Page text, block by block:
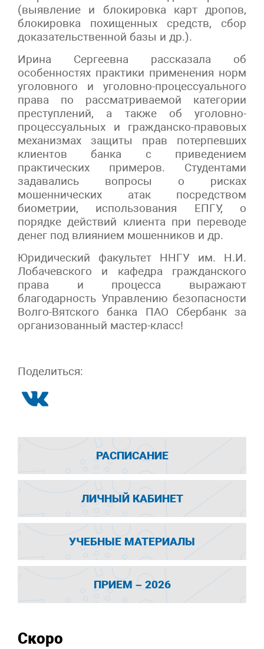
(выявление и блокировка карт дропов,
блокировка похищенных средств, сбор
доказательственной базы и др.).
Ирина Сергеевна рассказала об
особенностях практики применения норм
уголовного и уголовно-процессуального
права по рассматриваемой категории
преступлений, а также об уголовно-
процессуальных и гражданско-правовых
механизмах защиты прав потерпевших
клиентов банка с приведением
практических примеров. Студентами
задавались вопросы о рисках
мошеннических атак посредством
биометрии, использования ЕПГУ, о
порядке действий клиента при переводе
денег под влиянием мошенников и др.
Юридический факультет ННГУ им. Н.И.
Лобачевского и кафедра гражданского
права и процесса выражают
благодарность Управлению безопасности
Волго-Вятского банка ПАО Сбербанк за
организованный мастер-класс!
Поделиться:
РАСПИСАНИЕ
ЛИЧНЫЙ КАБИНЕТ
УЧЕБНЫЕ МАТЕРИАЛЫ
ПРИЕМ – 2026
Скоро